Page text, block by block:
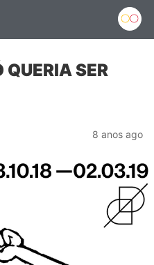
QUERIA SER
8 anos ago